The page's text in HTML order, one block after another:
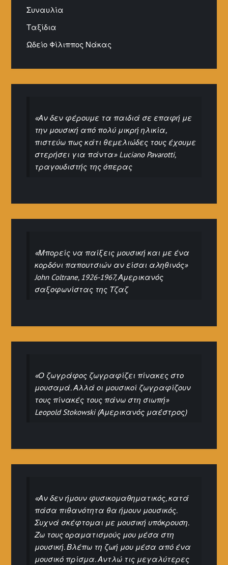
Συναυλία
Ταξίδια
Ωδείο Φίλιππος Νάκας
«Αν δεν φέρουμε τα παιδιά σε επαφή με
την μουσική από πολύ μικρή ηλικία,
πιστεύω πως κάτι θεμελιώδες τους έχουμε
στερήσει για πάντα» Luciano Pavarotti,
τραγουδιστής της όπερας
«Μπορείς να παίξεις μουσική και με ένα
κορδόνι παπουτσιών αν είσαι αληθινός»
John Coltrane, 1926-1967, Αμερικανός
σαξοφωνίστας της Τζαζ
«Ο ζωγράφος ζωγραφίζει πίνακες στο
μουσαμά. Αλλά οι μουσικοί ζωγραφίζουν
τους πίνακές τους πάνω στη σιωπή»
Leopold Stokowski (Αμερικανός μαέστρος)
«Αν δεν ήμουν φυσικομαθηματικός, κατά
πάσα πιθανότητα θα ήμουν μουσικός.
Συχνά σκέφτομαι με μουσική υπόκρουση.
Ζω τους οραματισμούς μου μέσα στη
μουσική. Βλέπω τη ζωή μου μέσα από ένα
μουσικό πρίσμα. Αντλώ τις μεγαλύτερες